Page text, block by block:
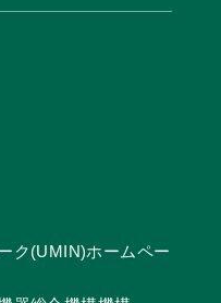
ク(UMIN)ホームペー